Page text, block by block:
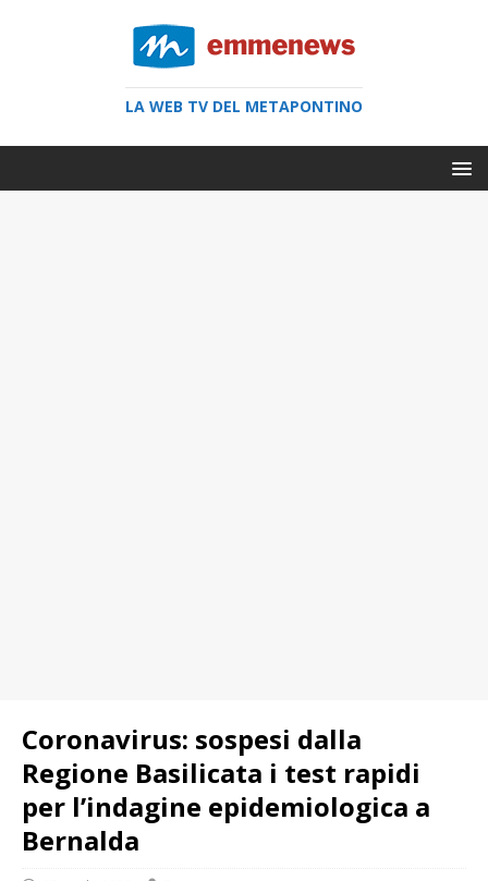
LA WEB TV DEL METAPONTINO
Coronavirus: sospesi dalla
Regione Basilicata i test rapidi
per l’indagine epidemiologica a
Bernalda